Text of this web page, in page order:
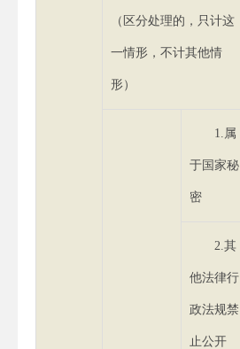
（区分处理的，只计这
一情形，不计其他情
形）
1.属
于国家秘
密
2.其
他法律行
政法规禁
止公开